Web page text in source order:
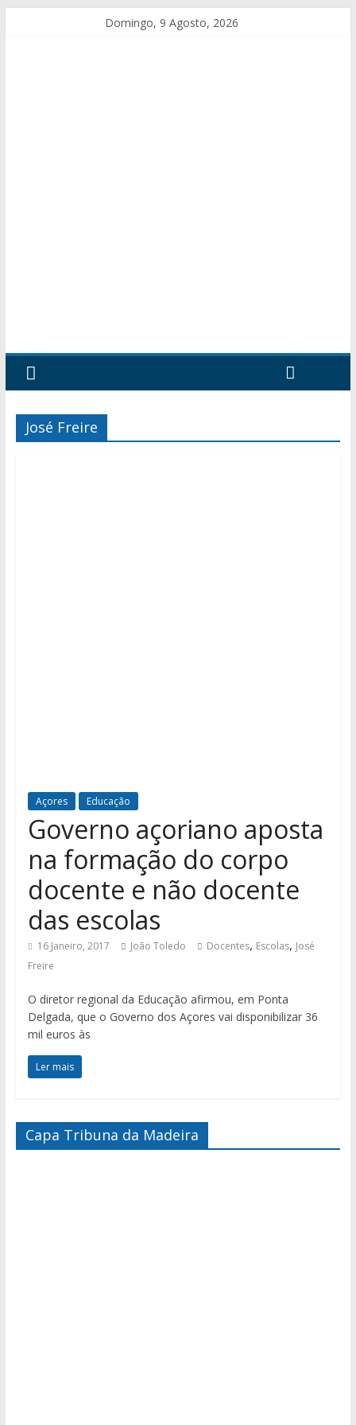
Domingo, 9 Agosto, 2026
José Freire
Açores Educação
Governo açoriano aposta
na formação do corpo
docente e não docente
das escolas
16 Janeiro, 2017 João Toledo Docentes, Escolas, José
Freire
O diretor regional da Educação afirmou, em Ponta
Delgada, que o Governo dos Açores vai disponibilizar 36
mil euros às
Ler mais
Capa Tribuna da Madeira